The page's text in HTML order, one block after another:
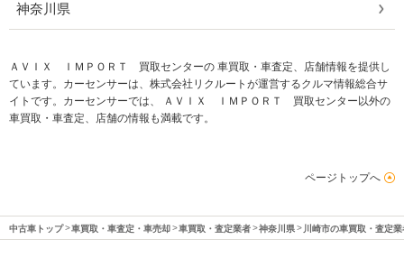
神奈川県
ＡＶＩＸ ＩＭＰＯＲＴ 買取センターの 車買取・車査定、店舗情報を提供し
ています。カーセンサーは、株式会社リクルートが運営するクルマ情報総合サ
イトです。カーセンサーでは、 ＡＶＩＸ ＩＭＰＯＲＴ 買取センター以外の
車買取・車査定、店舗の情報も満載です。
ページトップへ
中古車トップ 車買取・車査定・車売却 車買取・査定業者 神奈川県 川崎市の車買取・査定